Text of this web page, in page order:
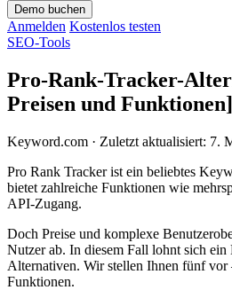
Demo buchen
Anmelden Kostenlos testen
SEO-Tools
Pro-Rank-Tracker-
Preisen und Funktionen]
Keyword.com · Zuletzt aktualisiert: 7.
Pro Rank Tracker ist ein beliebtes
bietet zahlreiche Funktionen wie
API-Zugang.
Doch Preise und komplexe
Nutzer ab. In diesem Fall lohnt sich
Alternativen. Wir stellen Ihnen fünf vor
Funktionen.